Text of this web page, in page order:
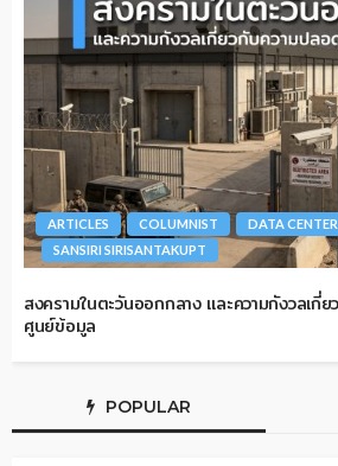
ARTICLES COLUMNIST DATA CENTER
SANSIRI SIRISANTAKUPT
สงครามในตะวันออกกลาง และความกังวลเกี่
ศูนย์ข้อมูล
POPULAR